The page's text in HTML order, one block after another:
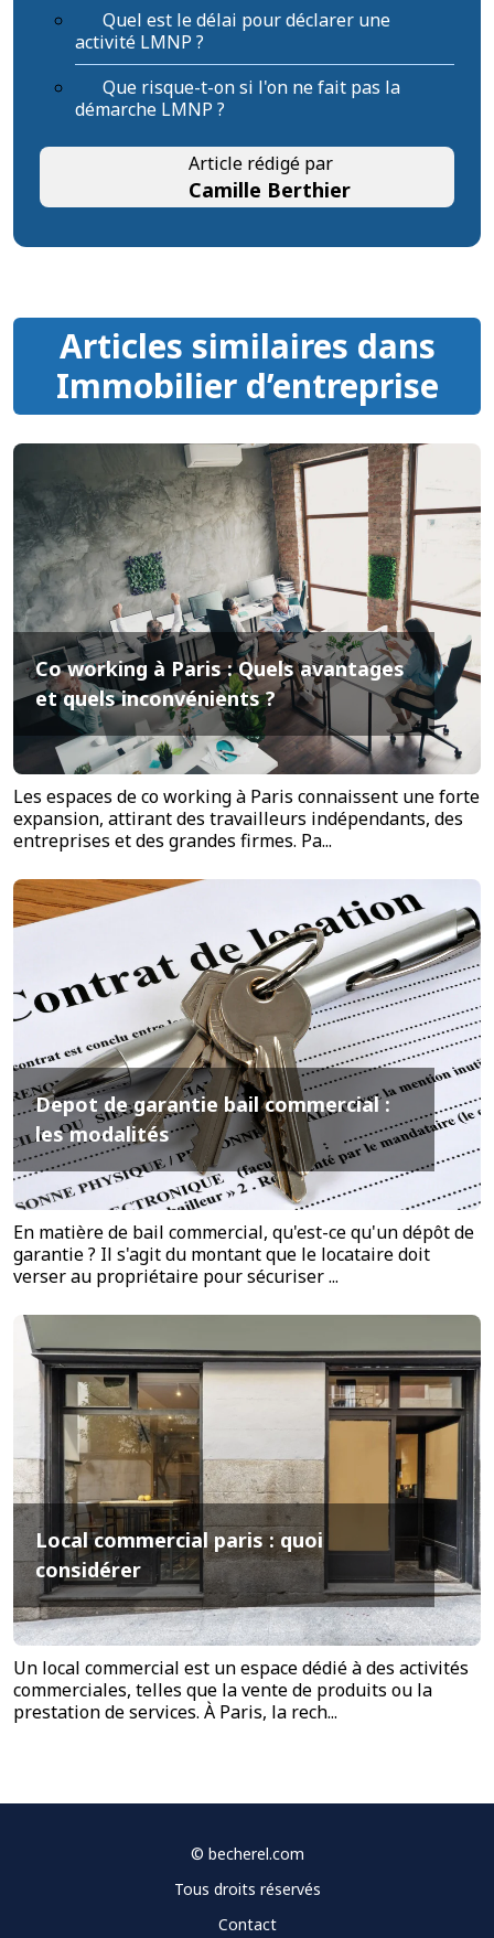
Quel est le délai pour déclarer une
activité LMNP ?
Que risque-t-on si l'on ne fait pas la
démarche LMNP ?
Article rédigé par
Camille Berthier
Articles similaires dans
Immobilier d’entreprise
Co working à Paris : Quels avantages
et quels inconvénients ?
Les espaces de co working à Paris connaissent une forte
expansion, attirant des travailleurs indépendants, des
entreprises et des grandes firmes. Pa...
Depot de garantie bail commercial :
les modalités
En matière de bail commercial, qu'est-ce qu'un dépôt de
garantie ? Il s'agit du montant que le locataire doit
verser au propriétaire pour sécuriser ...
Local commercial paris : quoi
considérer
Un local commercial est un espace dédié à des activités
commerciales, telles que la vente de produits ou la
prestation de services. À Paris, la rech...
© becherel.com
Tous droits réservés
Contact